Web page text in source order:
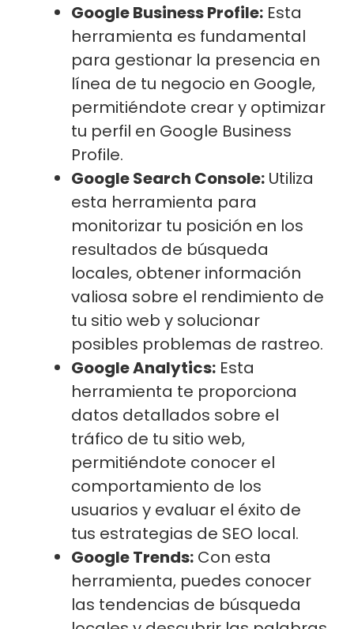
Google Business Profile: Esta
herramienta es fundamental
para gestionar la presencia en
línea de tu negocio en Google,
permitiéndote crear y optimizar
tu perfil en Google Business
Profile.
Google Search Console: Utiliza
esta herramienta para
monitorizar tu posición en los
resultados de búsqueda
locales, obtener información
valiosa sobre el rendimiento de
tu sitio web y solucionar
posibles problemas de rastreo.
Google Analytics: Esta
herramienta te proporciona
datos detallados sobre el
tráfico de tu sitio web,
permitiéndote conocer el
comportamiento de los
usuarios y evaluar el éxito de
tus estrategias de SEO local.
Google Trends: Con esta
herramienta, puedes conocer
las tendencias de búsqueda